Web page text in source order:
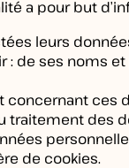
a pour but
leurs
: de ses noms
concernant ces
traitement des
de cookies.